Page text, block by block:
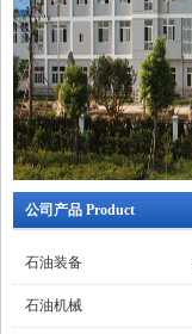
公司产品 Product
石油装备
石油机械